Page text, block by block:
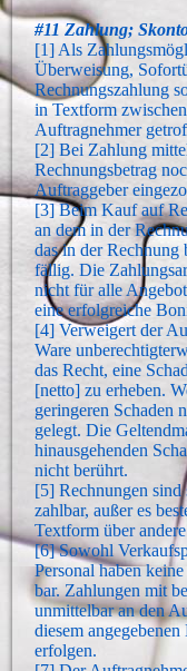
#11 Zahlung;
[1] Als
Überweisung,
Rechnungszahlung
in Textform
Auftragnehmer
[2] Bei Zahlung
Rechnungsbetrag
Auftraggeber
[3] Beim Kauf auf
an dem in der
das in der
fällig. Die
nicht für alle
eine erfolgreiche
[4] Verweigert der
Ware
das Recht, eine
[netto] zu erheben.
geringeren Schaden
gelegt. Die
hinausgehenden
nicht berührt.
[5] Rechnungen
zahlbar, außer es
Textform über
[6] Sowohl
Personal haben
bar. Zahlungen mit
unmittelbar an den
diesem
erfolgen.